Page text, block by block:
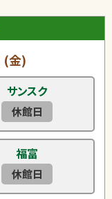
(金)
サンスク
休館日
福富
休館日